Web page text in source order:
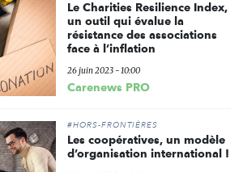
Le Charities Resilience Index,
un outil qui évalue la
résistance des associations
face à l’inflation
26 juin 2023 - 10:00
Carenews PRO
#HORS-FRONTIÈRES
Les coopératives, un modèle
d’organisation international !